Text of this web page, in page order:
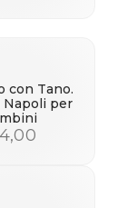
con Tano.
Napoli per